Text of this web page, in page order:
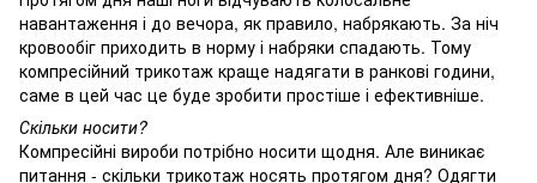
навантаження і до вечора, як правило, набрякають. За ніч
кровообіг приходить в норму і набряки спадають. Тому
компресійний трикотаж краще надягати в ранкові години,
саме в цей час це буде зробити простіше і ефективніше.
Скільки носити?
Компресійні вироби потрібно носити щодня. Але виникає
питання - скільки трикотаж носять протягом дня? Одягти